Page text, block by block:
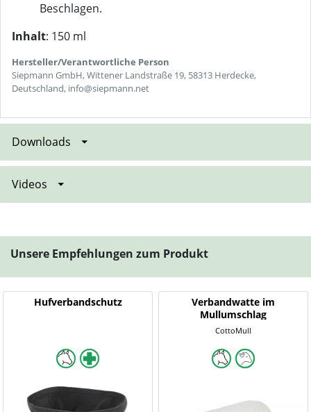
Beschlagen.
Inhalt: 150 ml
Hersteller/Verantwortliche Person
Siepmann GmbH, Wittener Landstraße 19, 58313 Herdecke,
Deutschland, info@siepmann.net
Downloads
Videos
Unsere Empfehlungen zum Produkt
Hufverbandschutz
Verbandwatte im
Mullumschlag
CottoMull